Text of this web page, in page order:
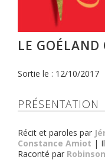
LE
Sortie le : 12/10/2017
PRÉSENTATION
Récit et paroles par
Constance Amiot |
Raconté par